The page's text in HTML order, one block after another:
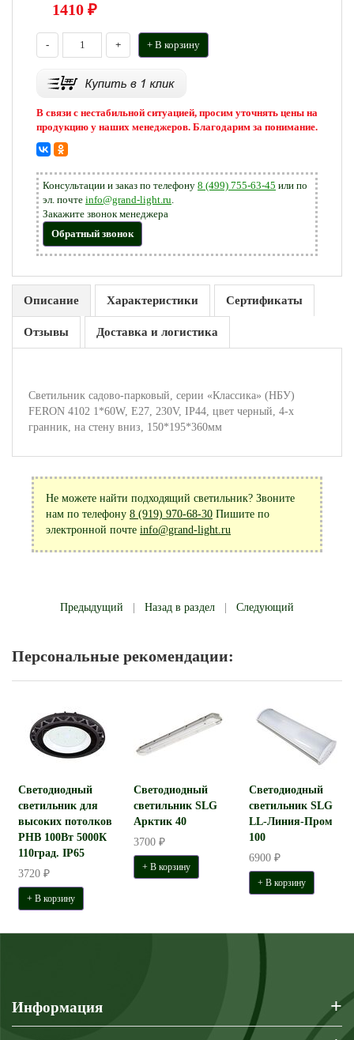
1410 ₽
- + + В корзину
В связи с нестабильной ситуацией, просим уточнять цены на
продукцию у наших менеджеров. Благодарим за понимание.
Консультации и заказ по телефону 8 (499) 755-63-45 или по
эл. почте info@grand-light.ru.
Закажите звонок менеджера
Обратный звонок
Описание Характеристики Сертификаты
Отзывы Доставка и логистика
Светильник садово-парковый, серии «Классика» (НБУ)
FERON 4102 1*60W, E27, 230V, IP44, цвет черный, 4-х
гранник, на стену вниз, 150*195*360мм
Не можете найти подходящий светильник? Звоните
нам по телефону 8 (919) 970-68-30 Пишите по
электронной почте info@grand-light.ru
Предыдущий Назад в раздел Следующий
Персональные рекомендации:
Светодиодный
светильник для
высоких потолков
PHB 100Вт 5000К
110град. IP65
3720 ₽
+ В корзину
Светодиодный
светильник SLG
Арктик 40
3700 ₽
+ В корзину
Светодиодный
светильник SLG
LL-Линия-Пром
100
6900 ₽
+ В корзину
Информация +